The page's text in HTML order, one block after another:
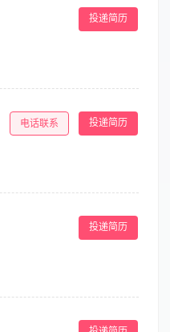
院晨会，完成每天工作流程报
理疗师证、有美容院工作经验
业素养和道德； 5、性格开朗
投递简历
础仪器（如小气泡、脱毛设备
熟（必备）； 2. 半年以上面部
颈、推背操作经验者加分。 **
电话联系 投递简历
目标。 4、收集并反馈顾客对产
6、参与公司内部技术研讨及
或店务培训岗位经验。 2、精
投递简历
脂知识，解答疑虑，建立长期